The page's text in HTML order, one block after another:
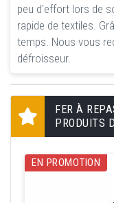
peu d'effort lors de
rapide de textiles.
temps. Nous vous
défroisseur.
FER À
PRODUITS
EN PROMOTION